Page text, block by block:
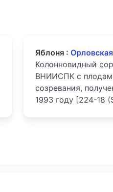
Яблоня :
Колонновидный
ВНИИСПК с
созревания,
1993 году [224-18